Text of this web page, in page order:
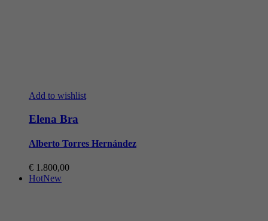
Add to wishlist
Elena Bra
Alberto Torres Hernández
€ 1.800,00
HotNew